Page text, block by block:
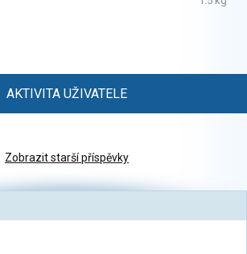
AKTIVITA UŽIVATELE
Zobrazit starší příspěvky